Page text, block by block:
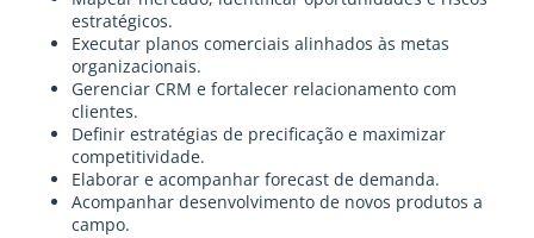
estratégicos.
Executar planos comerciais alinhados às metas
organizacionais.
Gerenciar CRM e fortalecer relacionamento com
clientes.
Definir estratégias de precificação e maximizar
competitividade.
Elaborar e acompanhar forecast de demanda.
Acompanhar desenvolvimento de novos produtos a
campo.